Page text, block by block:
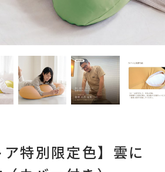
ア特別限定色】雲に